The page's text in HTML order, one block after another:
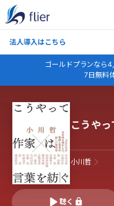
法人導入はこちら
ゴールドプランなら
7日無料
こうや
小川哲
聴く